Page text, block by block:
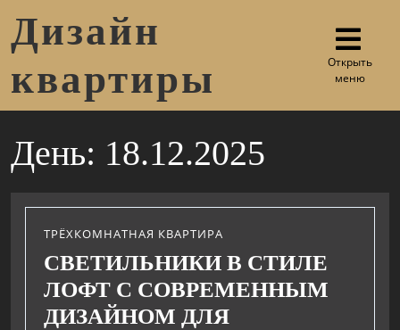
Дизайн
квартиры
Открыть
меню
День: 18.12.2025
ТРЁХКОМНАТНАЯ КВАРТИРА
СВЕТИЛЬНИКИ В СТИЛЕ
ЛОФТ С СОВРЕМЕННЫМ
ДИЗАЙНОМ ДЛЯ